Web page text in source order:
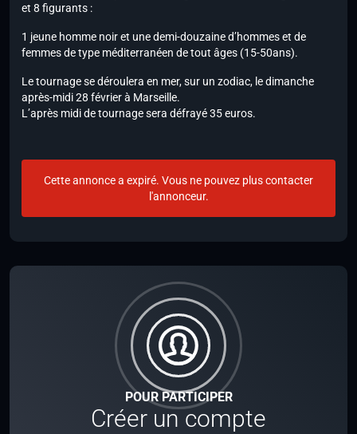
POUR PARTICIPER
Créer un compte
et 8 figurants :
1 jeune homme noir et une demi-douzaine d’hommes et de
femmes de type méditerranéen de tout âges (15-50ans).
Le tournage se déroulera en mer, sur un zodiac, le dimanche
après-midi 28 février à Marseille.
L’après midi de tournage sera défrayé 35 euros.
Cette annonce a expiré. Vous ne pouvez plus contacter
l'annonceur.